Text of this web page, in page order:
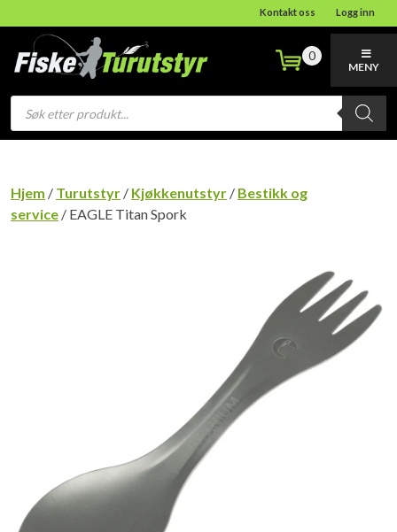
Kontakt oss Logg inn
Products
search
0
MENY
Hjem / Turutstyr / Kjøkkenutstyr / Bestikk og
service / EAGLE Titan Spork